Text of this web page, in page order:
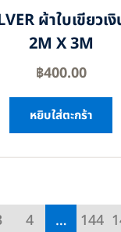
ผ้าใบเขียวเ
2M X 3M
฿400.00
หยิบใส่ตะกร้า
4 … 144